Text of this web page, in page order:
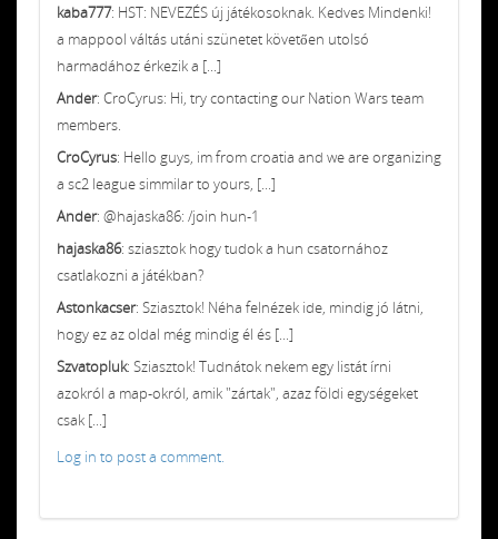
kaba777: HST: NEVEZÉS új játékosoknak. Kedves Mindenki!
a mappool váltás utáni szünetet követően utolsó
harmadához érkezik a [...]
Ander: CroCyrus: Hi, try contacting our Nation Wars team
members.
CroCyrus: Hello guys, im from croatia and we are organizing
a sc2 league simmilar to yours, [...]
Ander: @hajaska86: /join hun-1
hajaska86: sziasztok hogy tudok a hun csatornához
csatlakozni a játékban?
Astonkacser: Sziasztok! Néha felnézek ide, mindig jó látni,
hogy ez az oldal még mindig él és [...]
Szvatopluk: Sziasztok! Tudnátok nekem egy listát írni
azokról a map-okról, amik "zártak", azaz földi egységeket
csak [...]
Log in to post a comment.